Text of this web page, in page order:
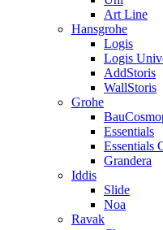
Art Line
Hansgrohe
Logis
Logis
AddStoris
WallStoris
Grohe
Essentials
Essentials
Grandera
Iddis
Slide
Noa
Ravak